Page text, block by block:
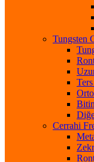
Tungsten
Cerrahi